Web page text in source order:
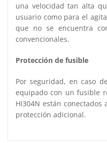
una velocidad tan alta
usuario como para el
que no se encuentra
convencionales.
Protección de fusible
Por seguridad, en caso
equipado con un fusible
HI304N están
protección adicional.